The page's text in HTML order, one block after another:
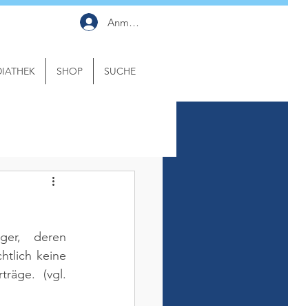
Anmelden
SHOP SUCHE
deren
keine
(vgl.